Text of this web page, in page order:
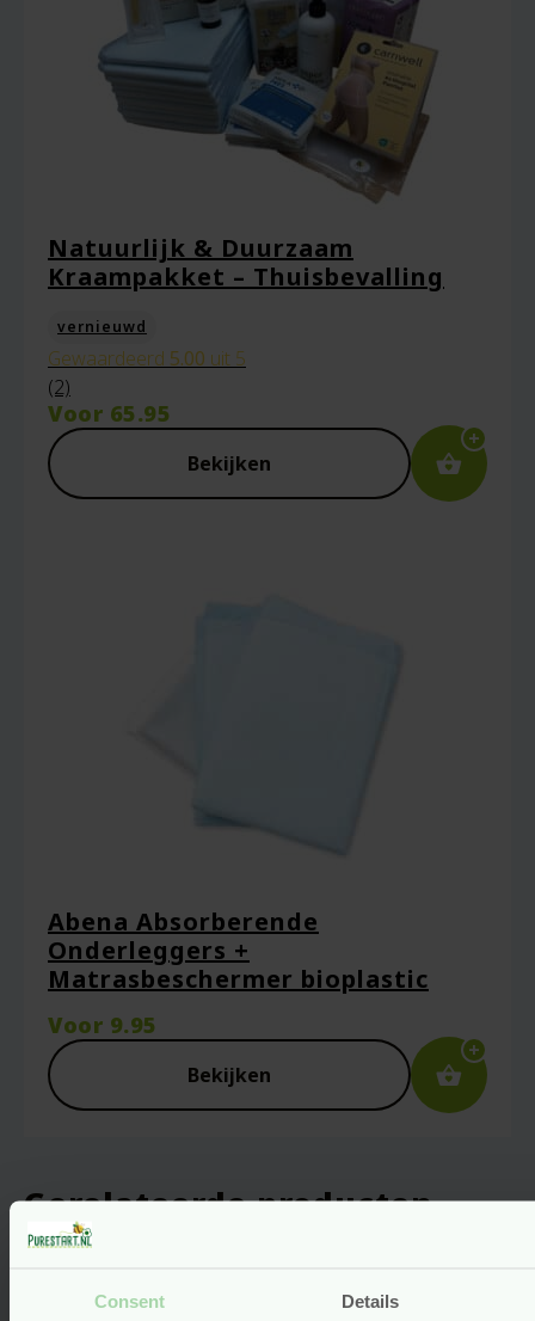
Consent Details
Natuurlijk & Duurzaam
Kraampakket – Thuisbevalling
vernieuwd
Gewaardeerd 5.00 uit 5
(2)
Voor 65.95
Bekijken
Abena Absorberende
Onderleggers +
Matrasbeschermer bioplastic
Voor 9.95
Bekijken
Gerelateerde producten